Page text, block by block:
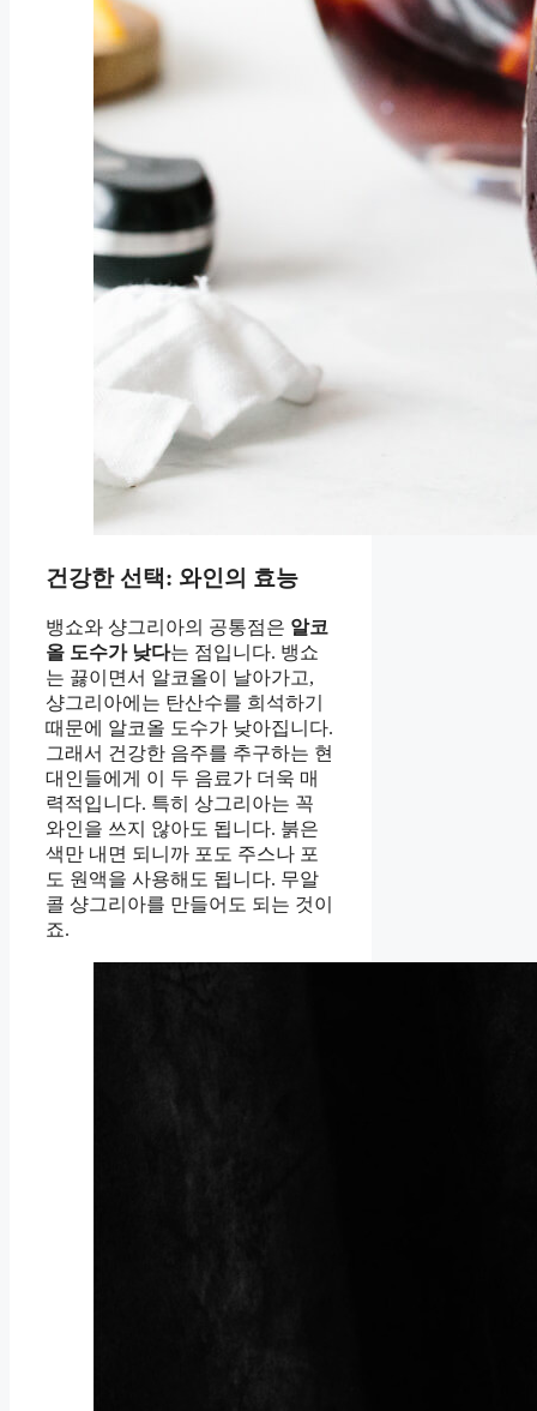
건강한 선택: 와인의 효능
뱅쇼와 샹그리아의 공통점은 알코
올 도수가 낮다는 점입니다. 뱅쇼
는 끓이면서 알코올이 날아가고,
샹그리아에는 탄산수를 희석하기
때문에 알코올 도수가 낮아집니다.
그래서 건강한 음주를 추구하는 현
대인들에게 이 두 음료가 더욱 매
력적입니다. 특히 상그리아는 꼭
와인을 쓰지 않아도 됩니다. 붉은
색만 내면 되니까 포도 주스나 포
도 원액을 사용해도 됩니다. 무알
콜 샹그리아를 만들어도 되는 것이
죠.